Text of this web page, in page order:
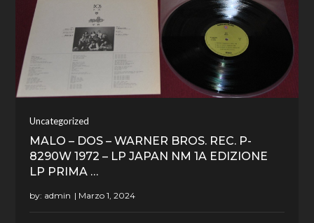
Uncategorized
MALO – DOS – WARNER BROS. REC. P-
8290W 1972 – LP JAPAN NM 1A EDIZIONE
LP PRIMA …
by: admin